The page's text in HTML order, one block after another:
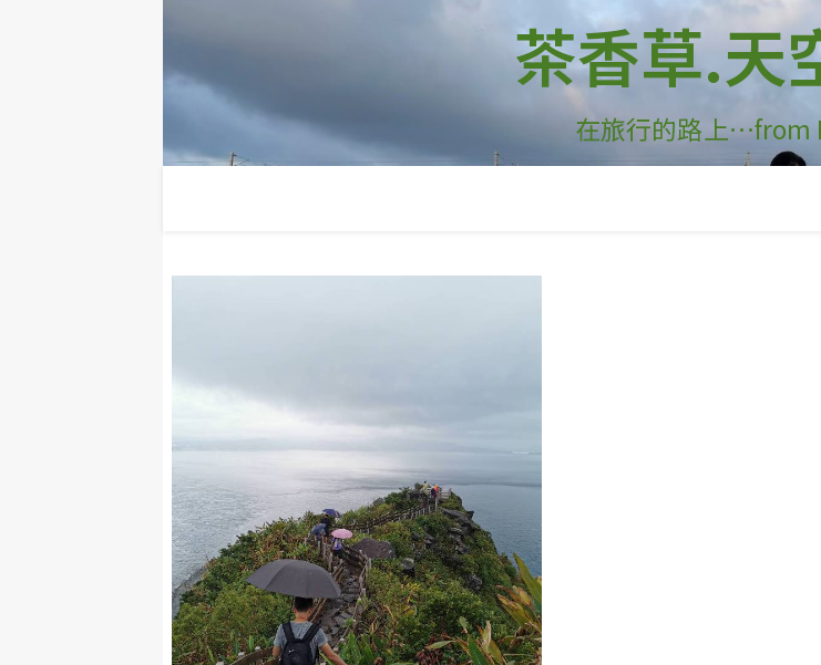
茶香草.天
在旅行的路上…from